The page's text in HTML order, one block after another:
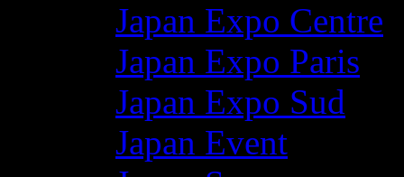
Japan Expo Centre
Japan Expo Paris
Japan Expo Sud
Japan Event